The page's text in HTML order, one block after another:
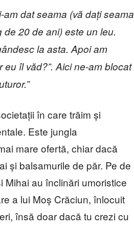
am dat seama (vă dați seama
20 de ani) este un leu.
la asta. Apoi am
îl văd?”. Aici ne-am blocat
în care trăim și
Este jungla
mare ofertă, chiar dacă
și balsamurile de păr. Pe de
Mihai au înclinări umoristice
a lui Moș Crăciun, înlocuit
însă doar dacă tu crezi cu